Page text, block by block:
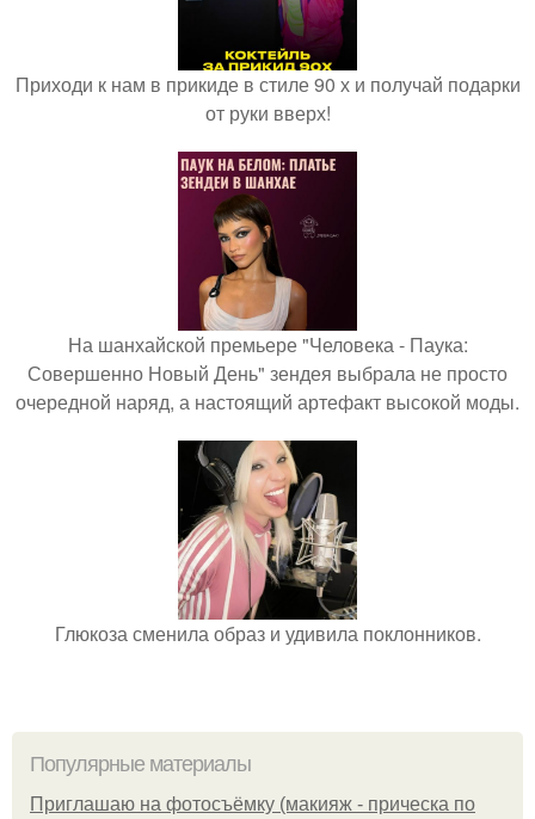
Приходи к нам в прикиде в стиле 90 х и получай подарки
от руки вверх!
На шанхайской премьере "Человека - Паука:
Совершенно Новый День" зендея выбрала не просто
очередной наряд, а настоящий артефакт высокой моды.
Глюкоза сменила образ и удивила поклонников.
Популярные материалы
Приглашаю на фотосъёмку (макияж - прическа по